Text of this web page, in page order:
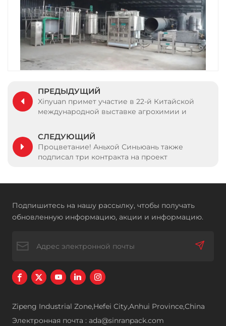
ПРЕДЫДУЩИЙ
Xinyuan примет участие в 22-й Китайской
международной выставке агрохимии и
СЛЕДУЮЩИЙ
Процветание! Аньхой Синьюань также
подписал три контракта на проект
Подпишитесь на нашу рассылку, чтобы получать
обновленную информацию, акции и информацию.
Zipeng Industrial Zone,Hefei City,Anhui Province,China
Электронная почта : ada@sinranpack.com